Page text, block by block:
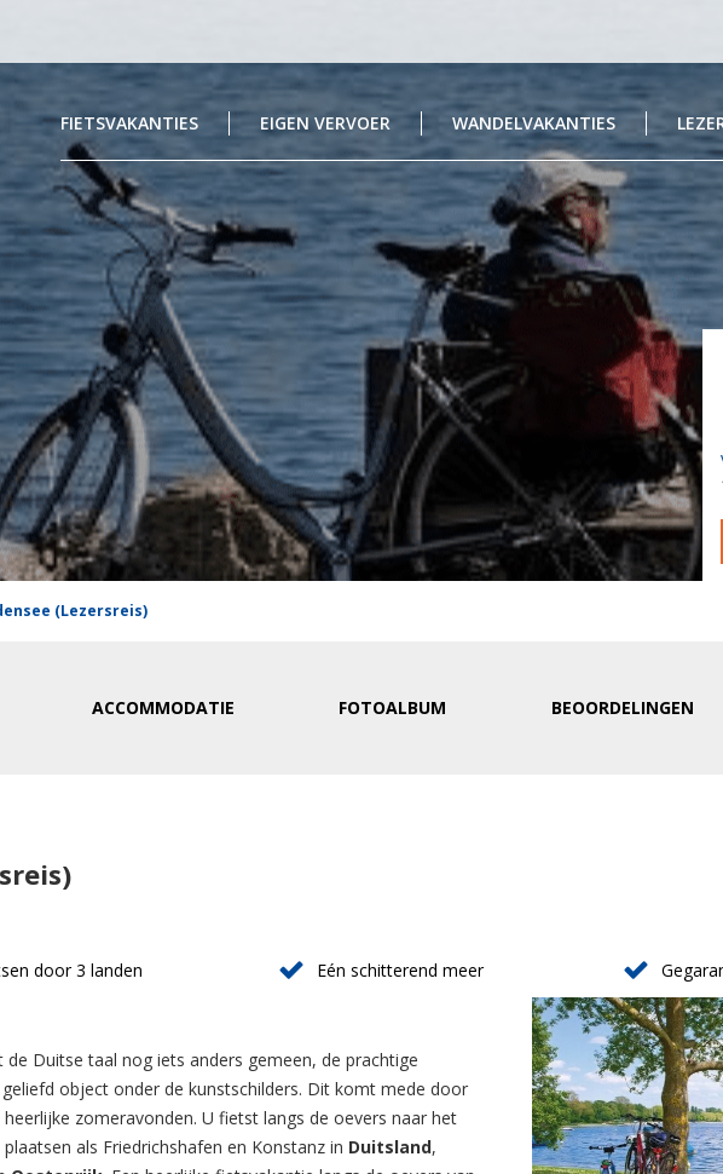
FIETSVAKANTIES EIGEN VERVOER WANDELVAKANTIES
(Lezersreis)
ACCOMMODATIE FOTOALBUM BEOORDELINGEN
door 3 landen Eén schitterend meer
Duitse taal nog iets anders gemeen, de prachtige
object onder de kunstschilders. Dit komt mede door
zomeravonden. U fietst langs de oevers naar het
als Friedrichshafen en Konstanz in Duitsland,